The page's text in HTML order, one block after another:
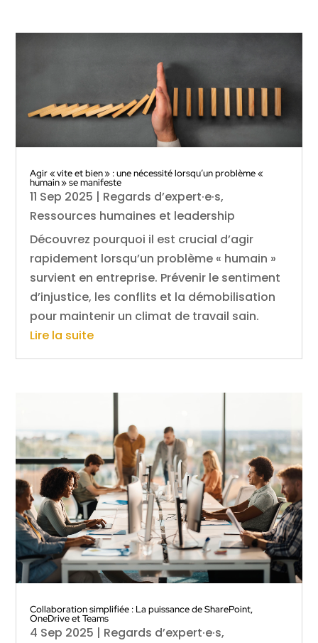
Agir « vite et bien » : une nécessité lorsqu’un problème «
humain » se manifeste
11 Sep 2025 | Regards d’expert·e·s,
Ressources humaines et leadership
Découvrez pourquoi il est crucial d’agir
rapidement lorsqu’un problème « humain »
survient en entreprise. Prévenir le sentiment
d’injustice, les conflits et la démobilisation
pour maintenir un climat de travail sain.
Lire la suite
Collaboration simplifiée : La puissance de SharePoint,
OneDrive et Teams
4 Sep 2025 | Regards d’expert·e·s,